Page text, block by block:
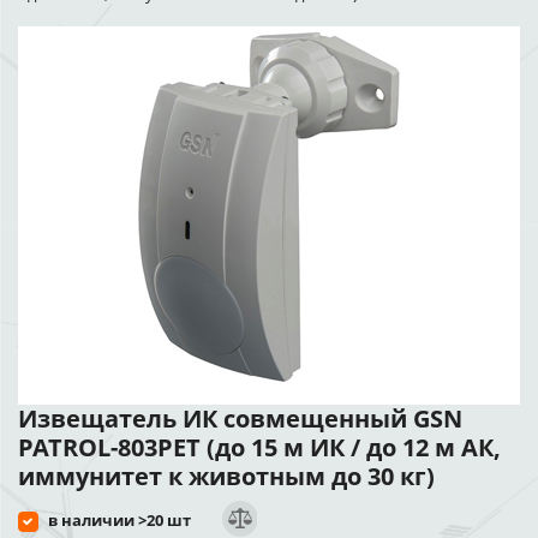
Извещатель ИК совмещенный GSN
PATROL-803PET (до 15 м ИК / до 12 м АК,
иммунитет к животным до 30 кг)
в наличии >20 шт